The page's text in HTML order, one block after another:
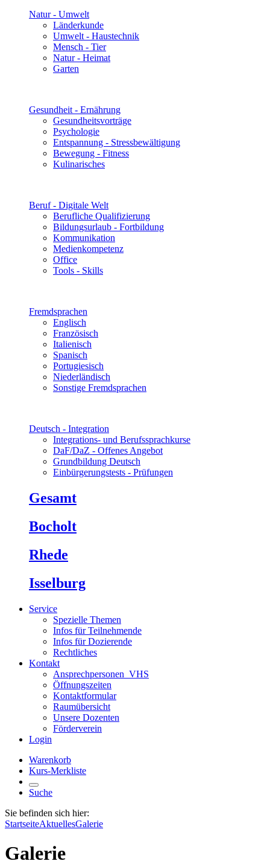
Natur - Umwelt
Länderkunde
Umwelt - Haustechnik
Mensch - Tier
Natur - Heimat
Garten
Gesundheit - Ernährung
Gesundheitsvorträge
Psychologie
Entspannung - Stressbewältigung
Bewegung - Fitness
Kulinarisches
Beruf - Digitale Welt
Berufliche Qualifizierung
Bildungsurlaub - Fortbildung
Kommunikation
Medienkompetenz
Office
Tools - Skills
Fremdsprachen
Englisch
Französisch
Italienisch
Spanisch
Portugiesisch
Niederländisch
Sonstige Fremdsprachen
Deutsch - Integration
Integrations- und Berufssprachkurse
DaF/DaZ - Offenes Angebot
Grundbildung Deutsch
Einbürgerungstests - Prüfungen
Gesamt
Bocholt
Rhede
Isselburg
Service
Spezielle Themen
Infos für Teilnehmende
Infos für Dozierende
Rechtliches
Kontakt
Ansprechpersonen_VHS
Öffnungszeiten
Kontaktformular
Raumübersicht
Unsere Dozenten
Förderverein
Login
Warenkorb
Kurs-Merkliste
Suche
Sie befinden sich hier:
StartseiteAktuellesGalerie
Galerie